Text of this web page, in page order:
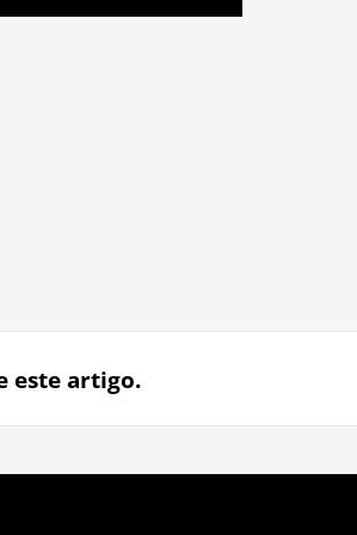
este artigo.